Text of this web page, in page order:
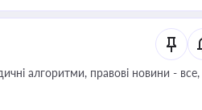
алгоритми, правові новини - все,